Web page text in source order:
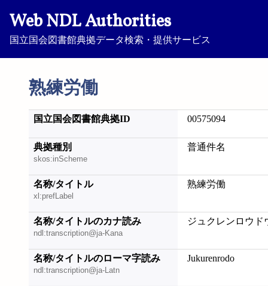
Web NDL Authorities
国立国会図書館典拠データ検索・提供サービス
熟練労働
国立国会図書館典拠ID 00575094
典拠種別
skos:inScheme
普通件名
名称/タイトル
xl:prefLabel
熟練労働
名称/タイトルのカナ読み
ndl:transcription@ja-Kana
ジュクレンロウド
名称/タイトルのローマ字読み
ndl:transcription@ja-Latn
Jukurenrodo